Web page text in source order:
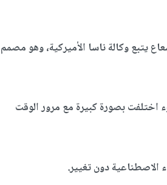
يتبع وكالة ناسا الأميركية، وهو مصمم
بصورة كبيرة مع مرور الوقت
الاصطناعية دون تغيير.